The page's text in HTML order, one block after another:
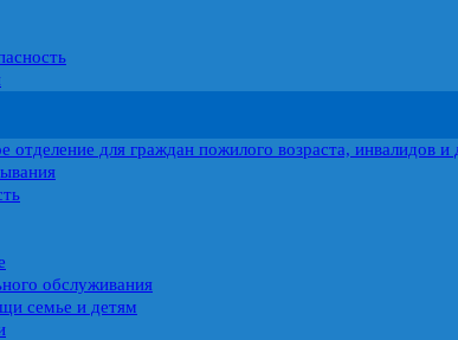
отделение для граждан пожилого возраста, инвалидов
обслуживания
семье и детям